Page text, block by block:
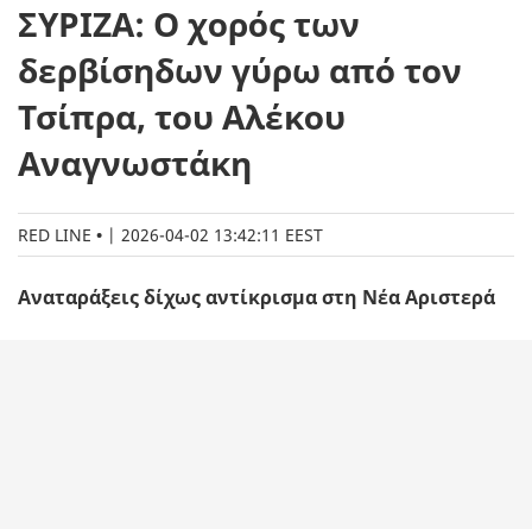
ΣΥΡΙΖΑ: Ο χορός των
δερβίσηδων γύρω από τον
Τσίπρα, του Αλέκου
Αναγνωστάκη
RED LINE | 2026-04-02 13:42:11 EEST
Αναταράξεις δίχως αντίκρισμα στη Νέα Αριστερά